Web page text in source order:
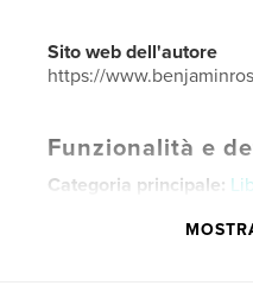
Sito web dell'autore
https://
Funzionalità e
Categoria principale:
Categorie aggiuntive